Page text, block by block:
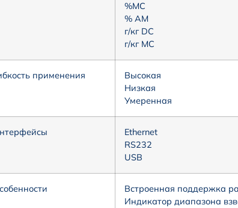
%MC
% AM
г/кг DC
г/кг MC
применения
Высокая
Низкая
Умеренная
Ethernet
RS232
USB
Встроенная поддержка
Индикатор диапазона